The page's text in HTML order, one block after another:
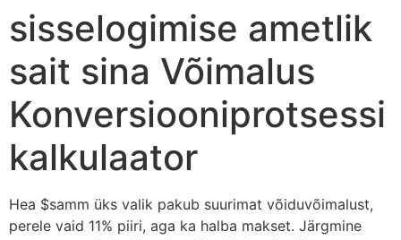
sisselogimise ametlik
sait sina Võimalus
Konversiooniprotsessi
kalkulaator
Hea $samm üks valik pakub suurimat võiduvõimalust,
perele vaid 11% piiri, aga ka halba makset. Järgmine